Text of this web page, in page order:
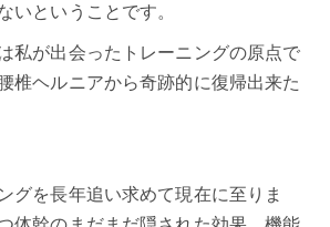
いということです。
私が出会ったトレーニングの原点で
椎ヘルニアから奇跡的に復帰出来た
グを長年追い求めて現在に至りま